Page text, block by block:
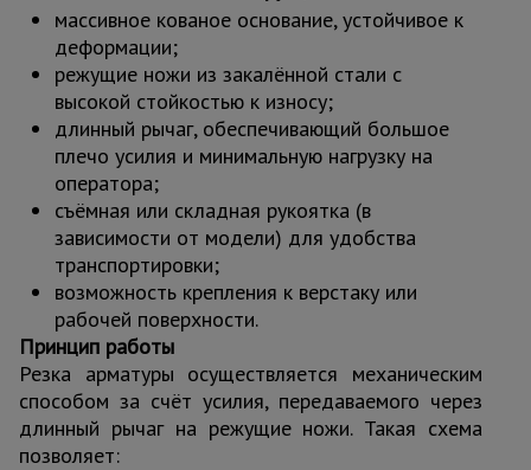
массивное кованое основание, устойчивое к
деформации;
режущие ножи из закалённой стали с
высокой стойкостью к износу;
длинный рычаг, обеспечивающий большое
плечо усилия и минимальную нагрузку на
оператора;
съёмная или складная рукоятка (в
зависимости от модели) для удобства
транспортировки;
возможность крепления к верстаку или
рабочей поверхности.
Принцип работы
Резка арматуры осуществляется механическим
способом за счёт усилия, передаваемого через
длинный рычаг на режущие ножи. Такая схема
позволяет: